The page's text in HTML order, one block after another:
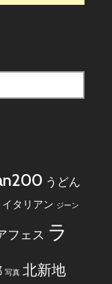
うどん
イタリアン ジーン
フェス ラ
写真 北新地